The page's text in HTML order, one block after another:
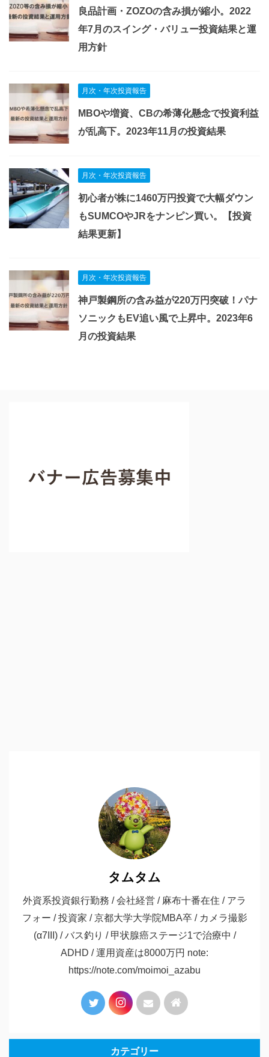
良品計画・ZOZOの含み損が縮小。2022
年7月のスイング・バリュー投資結果と運
用方針
月次・年次投資報告
MBOや増資、CBの希薄化懸念で投資利益
が乱高下。2023年11月の投資結果
月次・年次投資報告
初心者が株に1460万円投資で大幅ダウン
もSUMCOやJRをナンピン買い。【投資
結果更新】
月次・年次投資報告
神戸製鋼所の含み益が220万円突破！パナ
ソニックもEV追い風で上昇中。2023年6
月の投資結果
タムタム
外資系投資銀行勤務 / 会社経営 / 麻布十番在住 / アラ
フォー / 投資家 / 京都大学大学院MBA卒 / カメラ撮影
(α7III) / バス釣り / 甲状腺癌ステージ1で治療中 /
ADHD / 運用資産は8000万円 note:
https://note.com/moimoi_azabu
カテゴリー